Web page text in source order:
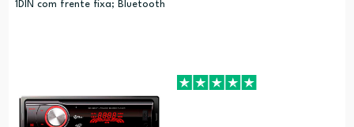
1DIN com frente fixa; Bluetooth